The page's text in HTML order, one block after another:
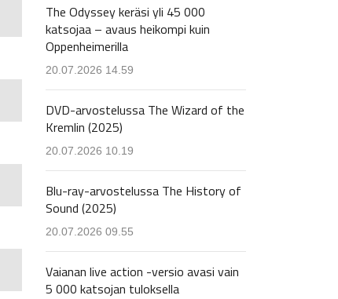
The Odyssey keräsi yli 45 000
katsojaa – avaus heikompi kuin
Oppenheimerilla
20.07.2026 14.59
DVD-arvostelussa The Wizard of the
Kremlin (2025)
20.07.2026 10.19
Blu-ray-arvostelussa The History of
Sound (2025)
20.07.2026 09.55
Vaianan live action -versio avasi vain
5 000 katsojan tuloksella